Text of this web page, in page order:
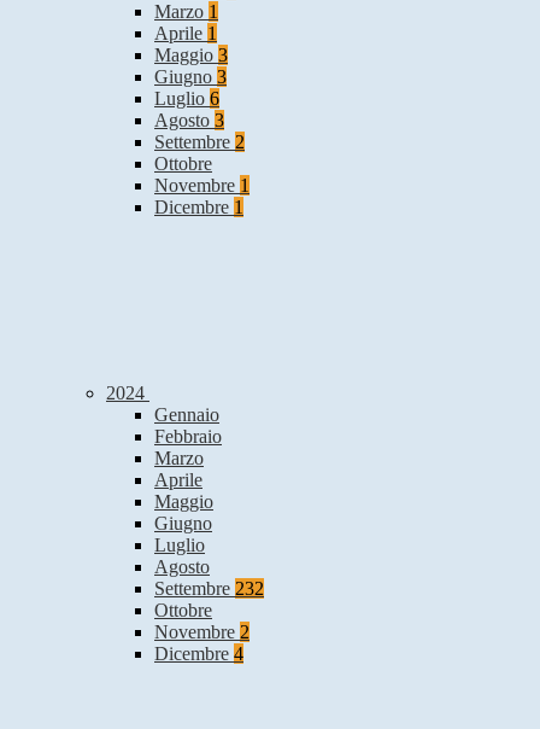
Marzo 1
Aprile 1
Maggio 3
Giugno 3
Luglio 6
Agosto 3
Settembre 2
Ottobre
Novembre 1
Dicembre 1
2024
Gennaio
Febbraio
Marzo
Aprile
Maggio
Giugno
Luglio
Agosto
Settembre 232
Ottobre
Novembre 2
Dicembre 4